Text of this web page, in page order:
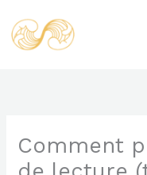
au
contenu
Comment